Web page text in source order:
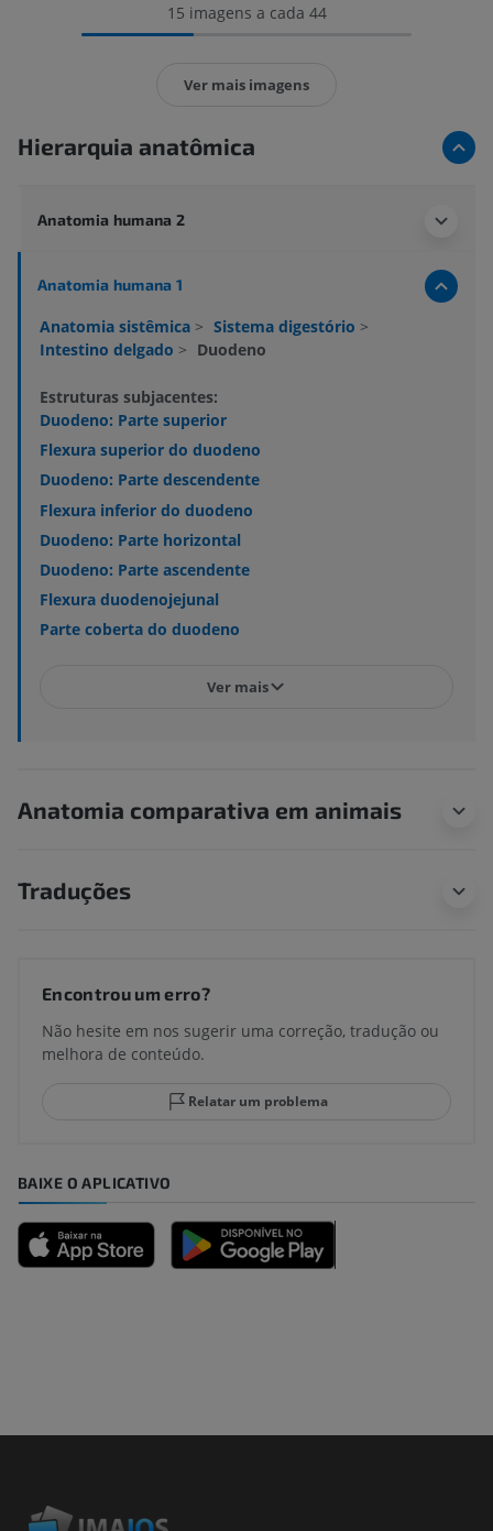
15 imagens a cada 44
Ver mais imagens
Hierarquia anatômica
Anatomia humana 2
Anatomia humana 1
Anatomia sistêmica > Sistema digestório >
Intestino delgado > Duodeno
Estruturas subjacentes:
Duodeno: Parte superior
Flexura superior do duodeno
Duodeno: Parte descendente
Flexura inferior do duodeno
Duodeno: Parte horizontal
Duodeno: Parte ascendente
Flexura duodenojejunal
Parte coberta do duodeno
Ver mais
Anatomia comparativa em animais
Traduções
Encontrou um erro?
Não hesite em nos sugerir uma correção, tradução ou
melhora de conteúdo.
Relatar um problema
BAIXE O APLICATIVO